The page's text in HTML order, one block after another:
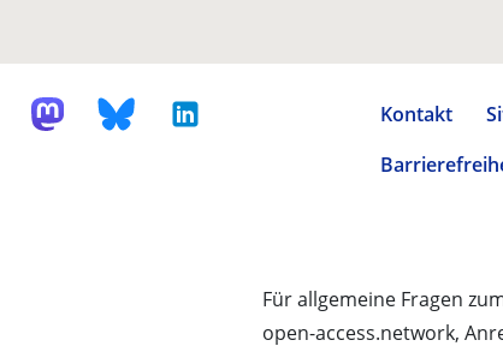
Kontakt
Für allgemeine Fragen
open-access.network,